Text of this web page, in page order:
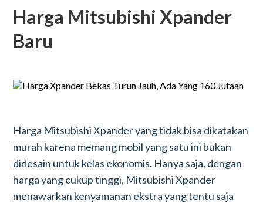
Harga Mitsubishi Xpander
Baru
Harga Mitsubishi Xpander yang tidak bisa dikatakan
murah karena memang mobil yang satu ini bukan
didesain untuk kelas ekonomis. Hanya saja, dengan
harga yang cukup tinggi, Mitsubishi Xpander
menawarkan kenyamanan ekstra yang tentu saja